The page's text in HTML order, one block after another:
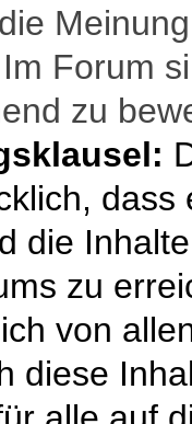
Forum
zu
die
zu
von
diese